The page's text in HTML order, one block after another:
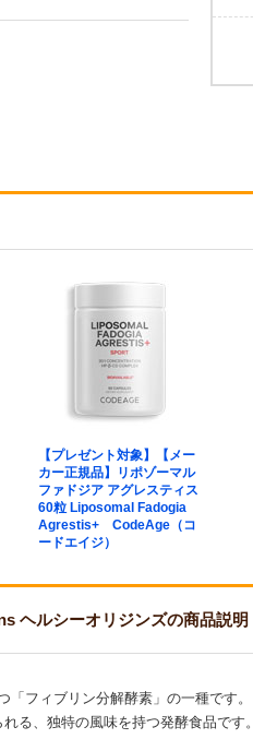
【プレゼント対象】【メー
カー正規品】リポゾーマル
ファドジア アグレスティス
60粒 Liposomal Fadogia
Agrestis+ CodeAge（コ
ードエイジ）
ヘルシーオリジンズの商品説明
フィブリン分解酵素」の一種です。
る、独特の風味を持つ発酵食品です。